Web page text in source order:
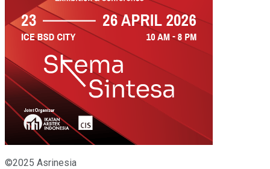
©2025 Asrinesia